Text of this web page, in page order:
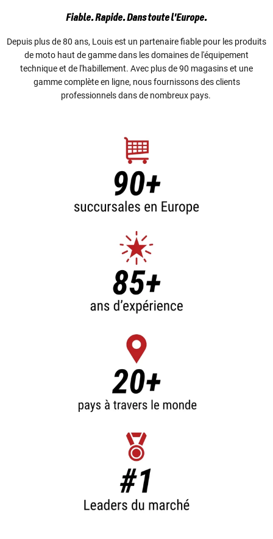
Fiable. Rapide. Dans toute l'Europe.
Depuis plus de 80 ans, Louis est un partenaire fiable pour les produits
de moto haut de gamme dans les domaines de l'équipement
technique et de l'habillement. Avec plus de 90 magasins et une
gamme complète en ligne, nous fournissons des clients
professionnels dans de nombreux pays.